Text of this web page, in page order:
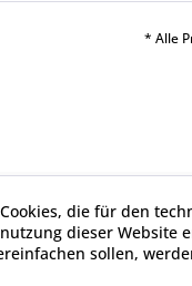
* Alle
die für den
dieser
sollen,